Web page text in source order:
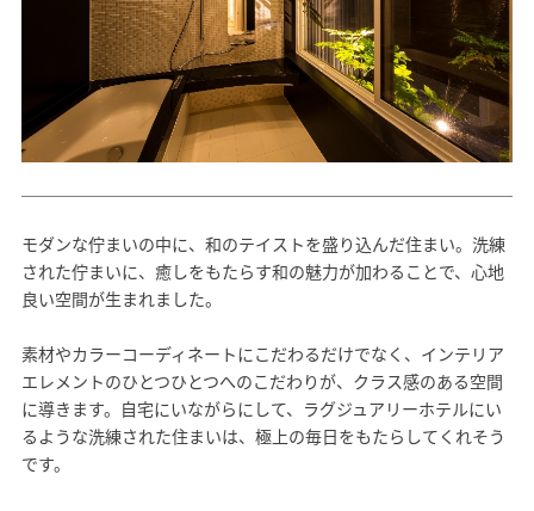
モダンな佇まいの中に、和のテイストを盛り込んだ住まい。洗練
された佇まいに、癒しをもたらす和の魅力が加わることで、心地
良い空間が生まれました。
素材やカラーコーディネートにこだわるだけでなく、インテリア
エレメントのひとつひとつへのこだわりが、クラス感のある空間
に導きます。自宅にいながらにして、ラグジュアリーホテルにい
るような洗練された住まいは、極上の毎日をもたらしてくれそう
です。